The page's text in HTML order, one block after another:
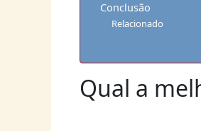
Conclusão
Relacionado
Qual a